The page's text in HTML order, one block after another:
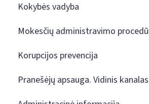
Kokybės vadyba
Mokesčių administravimo
Korupcijos prevencija
Pranešėjų apsauga. Vidinis kanalas